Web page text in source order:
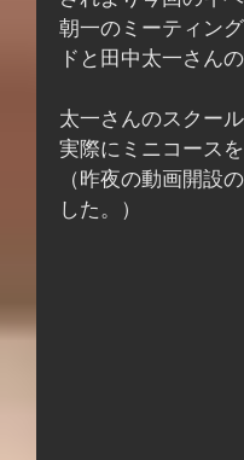
朝一のミーティン
ドと田中太一さん
太一さんのスクー
実際にミニコース
（昨夜の動画開設
した。）